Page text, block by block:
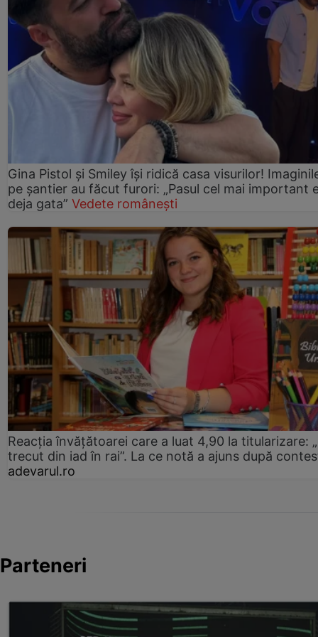
Gina Pistol și Smiley își ridică casa visurilor!
pe șantier au făcut furori: „Pasul cel mai important
deja gata” Vedete românești
Reacția învățătoarei care a luat 4,90 la titularizare:
trecut din iad în rai”. La ce notă a ajuns după
adevarul.ro
Parteneri